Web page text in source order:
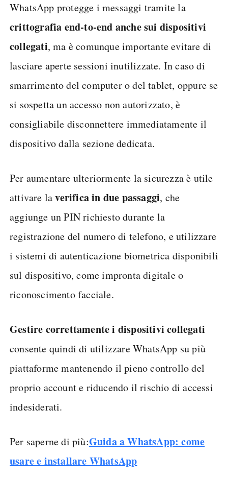
WhatsApp protegge i messaggi tramite la
crittografia end-to-end anche sui dispositivi
collegati, ma è comunque importante evitare di
lasciare aperte sessioni inutilizzate. In caso di
smarrimento del computer o del tablet, oppure se
si sospetta un accesso non autorizzato, è
consigliabile disconnettere immediatamente il
dispositivo dalla sezione dedicata.
Per aumentare ulteriormente la sicurezza è utile
attivare laverifica in due passaggi, che
aggiunge un PIN richiesto durante la
registrazione del numero di telefono, e utilizzare
i sistemi di autenticazione biometrica disponibili
sul dispositivo, come impronta digitale o
riconoscimento facciale.
Gestire correttamente i dispositivi collegati
consente quindi di utilizzare WhatsApp su più
piattaforme mantenendo il pieno controllo del
proprio account e riducendo il rischio di accessi
indesiderati.
Per saperne di più:Guida a WhatsApp: come
usare e installare WhatsApp